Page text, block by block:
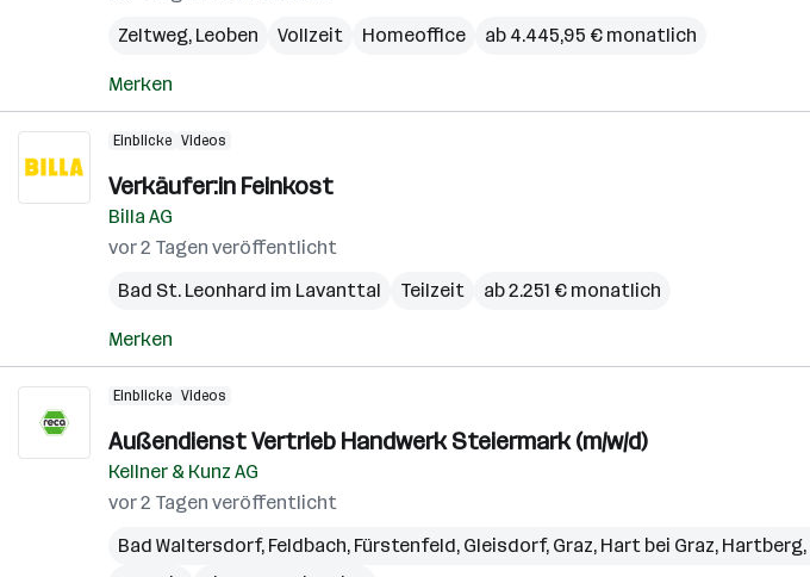
Zeltweg, Leoben Vollzeit Homeoffice ab 4.445,95 € monatlich
Merken
Einblicke Videos
Verkäufer:in Feinkost
Billa AG
vor 2 Tagen veröffentlicht
Bad St. Leonhard im Lavanttal
Teilzeit ab 2.251 € monatlich
Merken
Einblicke Videos
Außendienst Vertrieb Handwerk Steiermark (m/w/d)
Kellner & Kunz AG
vor 2 Tagen veröffentlicht
Bad Waltersdorf, Feldbach, Fürstenfeld, Gleisdorf, Graz, Hart bei Graz, Hartberg,